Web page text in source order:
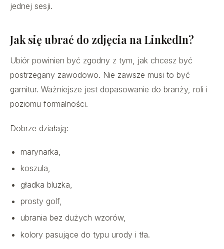
jednej sesji.
Jak się ubrać do zdjęcia na LinkedIn?
Ubiór powinien być zgodny z tym, jak chcesz być
postrzegany zawodowo. Nie zawsze musi to być
garnitur. Ważniejsze jest dopasowanie do branży, roli i
poziomu formalności.
Dobrze działają:
marynarka,
koszula,
gładka bluzka,
prosty golf,
ubrania bez dużych wzorów,
kolory pasujące do typu urody i tła.